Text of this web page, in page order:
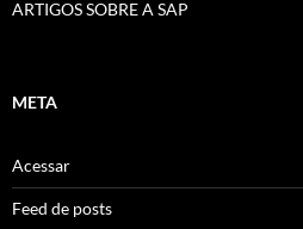
ARTIGOS SOBRE A SAP
META
Acessar
Feed de posts